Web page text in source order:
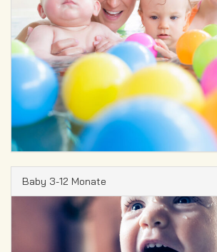
Baby 3-12 Monate